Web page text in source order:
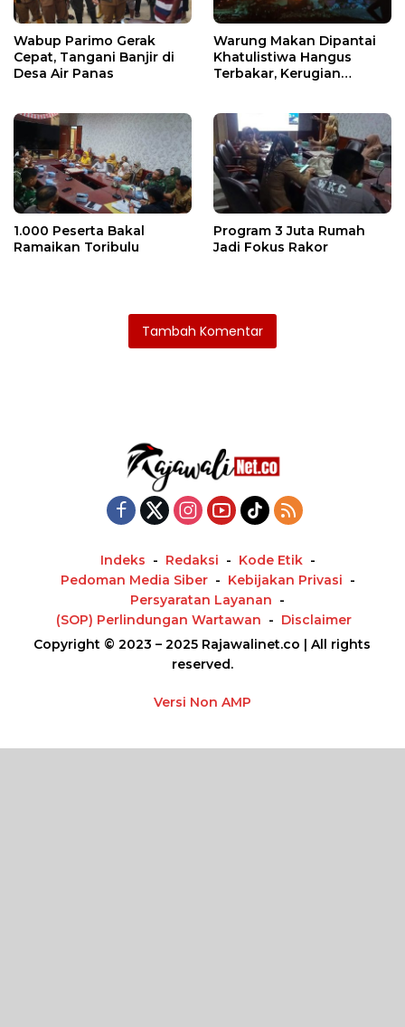
Wabup Parimo Gerak
Cepat, Tangani Banjir di
Desa Air Panas
Warung Makan Dipantai
Khatulistiwa Hangus
Terbakar, Kerugian
1.000 Peserta Bakal
Ramaikan Toribulu
Program 3 Juta Rumah
Jadi Fokus Rakor
Tambah Komentar
Indeks Redaksi
Kode Etik
Pedoman Media Siber
Kebijakan Privasi
Persyaratan Layanan
(SOP) Perlindungan Wartawan
Disclaimer
Copyright © 2023 – 2025 Rajawalinet.co | All rights
reserved.
Versi Non AMP